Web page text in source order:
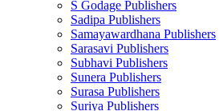
S Godage Publishers
Sadipa Publishers
Samayawardhana Publishers
Sarasavi Publishers
Subhavi Publishers
Sunera Publishers
Surasa Publishers
Suriya Publishers